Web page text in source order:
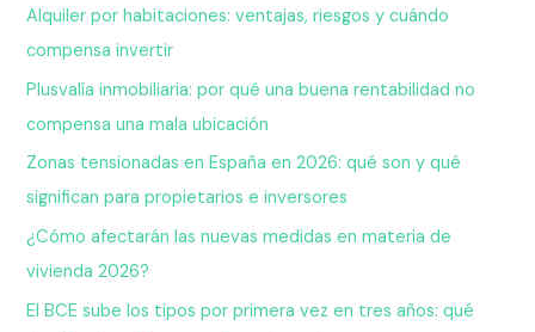
Alquiler por habitaciones: ventajas, riesgos y cuándo
compensa invertir
Plusvalía inmobiliaria: por qué una buena rentabilidad no
compensa una mala ubicación
Zonas tensionadas en España en 2026: qué son y qué
significan para propietarios e inversores
¿Cómo afectarán las nuevas medidas en materia de
vivienda 2026?
El BCE sube los tipos por primera vez en tres años: qué